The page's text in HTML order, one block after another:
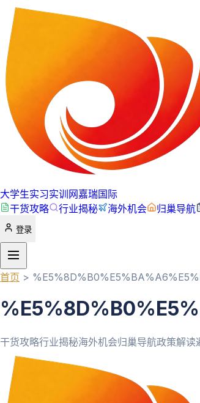
大学生实习实训网嘉瑞国际
干货攻略
行业揭秘 海外机会 归巢导航
登录
首页 >
干货攻略行业揭秘海外机会归巢导航政策解读